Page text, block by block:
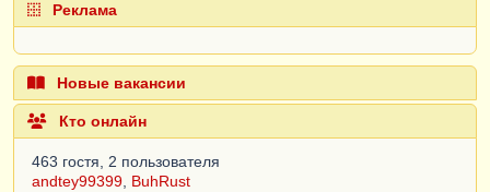
Реклама
Новые вакансии
Кто онлайн
463 гостя, 2 пользователя
andtey99399, BuhRust